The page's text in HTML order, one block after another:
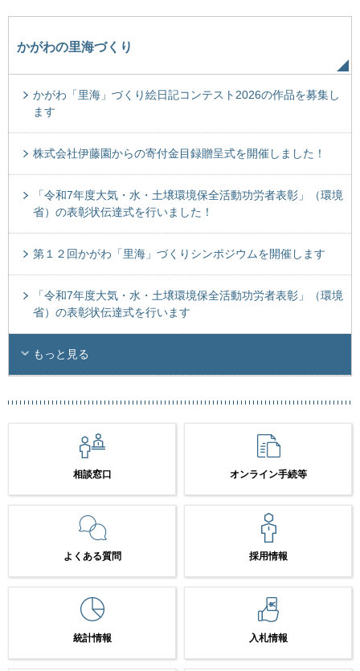
かがわの里海づくり
かがわ「里海」づくり絵日記コンテスト2026の作品を募集し
ます
株式会社伊藤園からの寄付金目録贈呈式を開催しました！
「令和7年度大気・水・土壌環境保全活動功労者表彰」（環境
省）の表彰状伝達式を行いました！
第１２回かがわ「里海」づくりシンポジウムを開催します
「令和7年度大気・水・土壌環境保全活動功労者表彰」（環境
省）の表彰状伝達式を行います
もっと見る
相談窓口 オンライン手続等
よくある質問 採用情報
統計情報 入札情報